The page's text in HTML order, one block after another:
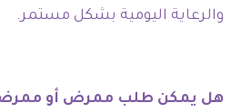
والرعاية اليومية بشكل مستمر.
هل يمكن طلب ممرض أو